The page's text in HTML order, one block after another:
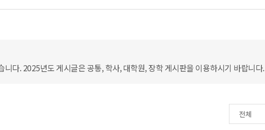
다. 2025년도 게시글은 공통, 학사, 대학원, 장학 게시판을 이용하시기 바랍니다.